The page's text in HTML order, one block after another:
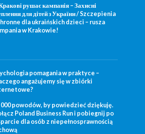
рушає кампанія – Захисні
для дітей з України / Szczepienia
dla ukraińskich dzieci – rusza
w Krakowie!
pomagania w praktyce –
angażujemy się w zbiórki
000 powodów, by powiedzieć dziękuję.
Poland Business Run i pobiegnij po
dla osób z niepełnosprawnością